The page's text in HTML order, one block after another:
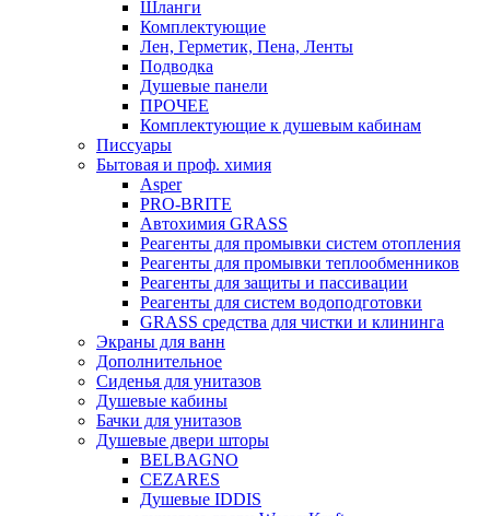
Шланги
Комплектующие
Лен, Герметик, Пена, Ленты
Подводка
Душевые панели
ПРОЧЕЕ
Комплектующие к душевым кабинам
Писсуары
Бытовая и проф. химия
Asper
PRO-BRITE
Автохимия GRASS
Реагенты для промывки систем отопления
Реагенты для промывки теплообменников
Реагенты для защиты и пассивации
Реагенты для систем водоподготовки
GRASS средства для чистки и клининга
Экраны для ванн
Дополнительное
Сиденья для унитазов
Душевые кабины
Бачки для унитазов
Душевые двери шторы
BELBAGNO
CEZARES
Душевые IDDIS